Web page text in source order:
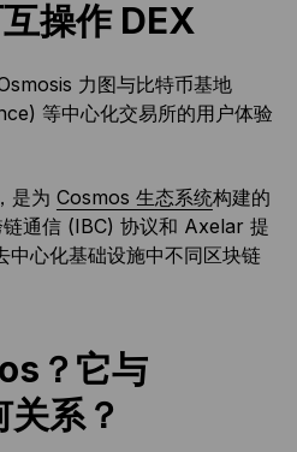
操作 DEX
力图与比特币基地
等中心化交易所的用户体验
是为 Cosmos 生态系统构建的
通信 (IBC) 协议和 Axelar 提
中心化基础设施中不同区块链
？它与
系？